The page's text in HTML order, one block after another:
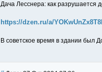
Дача Лесснера: как разрушается
https://dzen.ru/a/
В советское время в здании был